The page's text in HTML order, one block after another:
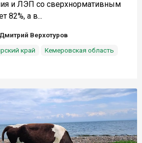
и ЛЭП со сверхнормативным
82%, а в...
Дмитрий Верхотуров
край
Кемеровская область